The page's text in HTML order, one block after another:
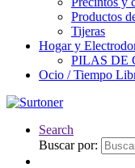
Productos
Tijeras
Hogar y
PILAS DE
Ocio / Tiempo
Search
Buscar por: